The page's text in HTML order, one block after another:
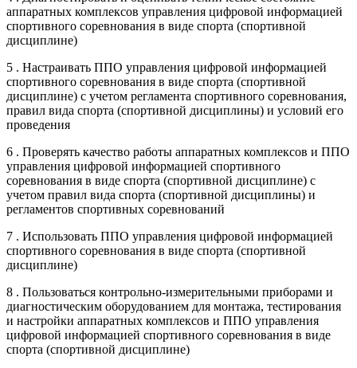
аппаратных комплексов управления цифровой информацией
спортивного соревнования в виде спорта (спортивной
дисциплине)
5 . Настраивать ППО управления цифровой информацией
спортивного соревнования в виде спорта (спортивной
дисциплине) с учетом регламента спортивного соревнования,
правил вида спорта (спортивной дисциплины) и условий его
проведения
6 . Проверять качество работы аппаратных комплексов и ППО
управления цифровой информацией спортивного
соревнования в виде спорта (спортивной дисциплине) с
учетом правил вида спорта (спортивной дисциплины) и
регламентов спортивных соревнований
7 . Использовать ППО управления цифровой информацией
спортивного соревнования в виде спорта (спортивной
дисциплине)
8 . Пользоваться контрольно-измерительными приборами и
диагностическим оборудованием для монтажа, тестирования
и настройки аппаратных комплексов и ППО управления
цифровой информацией спортивного соревнования в виде
спорта (спортивной дисциплине)